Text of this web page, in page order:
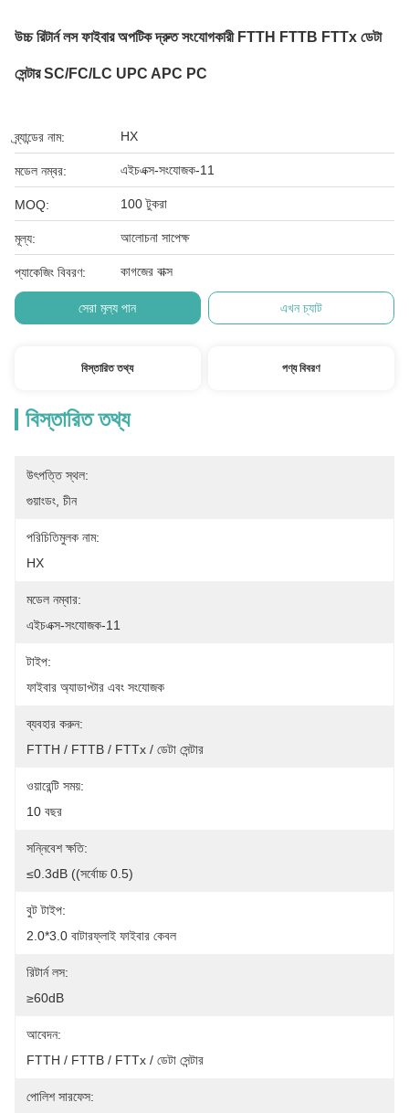
উচ্চ রিটার্ন লস ফাইবার অপটিক দ্রুত সংযোগকারী FTTH FTTB FTTx ডেটা
সেন্টার SC/FC/LC UPC APC PC
ব্র্যান্ডের নাম: HX
মডেল নম্বর: এইচএক্স-সংযোজক-11
MOQ: 100 টুকরা
মূল্য: আলোচনা সাপেক্ষ
প্যাকেজিং বিবরণ: কাগজের বাক্স
সেরা মূল্য পান এখন চ্যাট
বিস্তারিত তথ্য পণ্য বিবরণ
বিস্তারিত তথ্য
উৎপত্তি স্থল:
গুয়াংডং, চীন
পরিচিতিমুলক নাম:
HX
মডেল নম্বার:
এইচএক্স-সংযোজক-11
টাইপ:
ফাইবার অ্যাডাপ্টার এবং সংযোজক
ব্যবহার করুন:
FTTH / FTTB / FTTx / ডেটা সেন্টার
ওয়ারেন্টি সময়:
10 বছর
সন্নিবেশ ক্ষতি:
≤0.3dB ((সর্বোচ্চ 0.5)
বুট টাইপ:
2.0*3.0 বাটারফ্লাই ফাইবার কেবল
রিটার্ন লস:
≥60dB
আবেদন:
FTTH / FTTB / FTTx / ডেটা সেন্টার
পোলিশ সারফেস: